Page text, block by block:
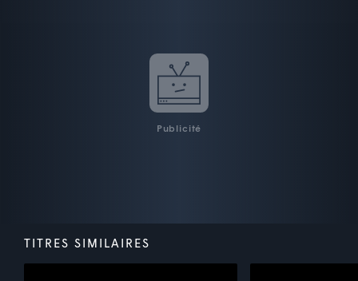
Publicité
TITRES SIMILAIRES